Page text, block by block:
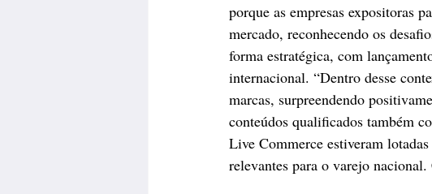
porque as empresas expositoras
mercado, reconhecendo os
forma estratégica, com
internacional. “Dentro desse
marcas, surpreendendo
conteúdos qualificados também
Live Commerce estiveram
relevantes para o varejo